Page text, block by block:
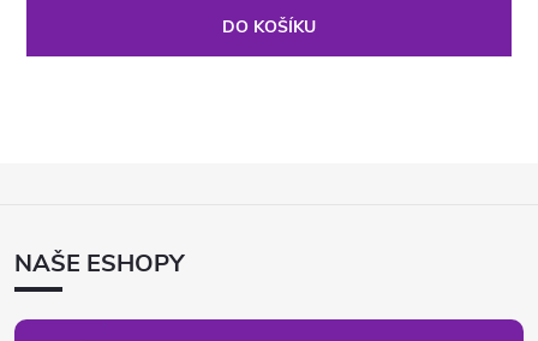
DO KOŠÍKU
ANAŠE ESHOPY